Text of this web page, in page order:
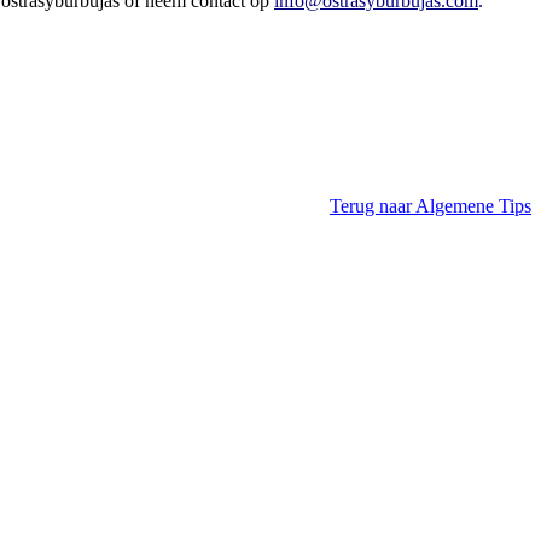
Terug naar Algemene Tips